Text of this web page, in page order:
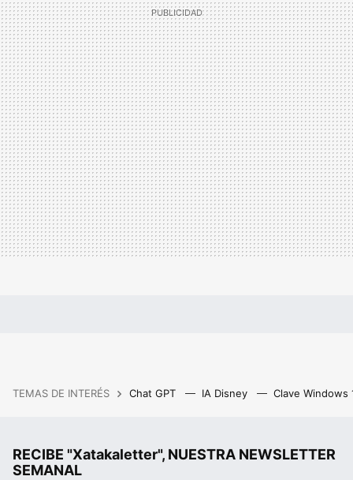
TEMAS DE INTERÉS Chat GPT IA Disney Clave Windows
RECIBE "Xatakaletter", NUESTRA NEWSLETTER
SEMANAL